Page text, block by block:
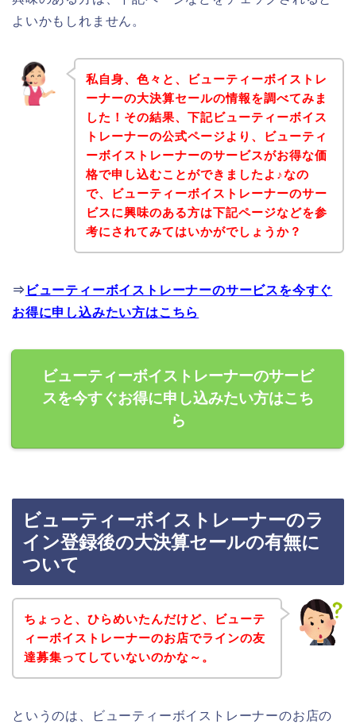
よいかもしれません。
私自身、色々と、ビューティーボイストレ
ーナーの大決算セールの情報を調べてみま
した！その結果、下記ビューティーボイス
トレーナーの公式ページより、ビューティ
ーボイストレーナーのサービスがお得な価
格で申し込むことができましたよ♪なの
で、ビューティーボイストレーナーのサー
ビスに興味のある方は下記ページなどを参
考にされてみてはいかがでしょうか？
⇒ ビューティーボイストレーナーのサービスを今すぐ
お得に申し込みたい方はこちら
ビューティーボイストレーナーのサービ
スを今すぐお得に申し込みたい方はこち
ら
ビューティーボイストレーナーのラ
イン登録後の大決算セールの有無に
ついて
ちょっと、ひらめいたんだけど、ビューテ
ィーボイストレーナーのお店でラインの友
達募集ってしていないのかな～。
というのは、ビューティーボイストレーナーのお店の